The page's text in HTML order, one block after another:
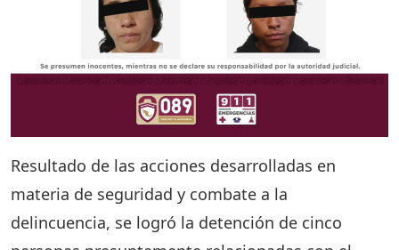
Resultado de las acciones desarrolladas en
materia de seguridad y combate a la
delincuencia, se logró la detención de cinco